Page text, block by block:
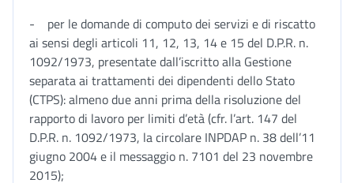
- per le domande di computo dei servizi e di riscatto
ai sensi degli articoli 11, 12, 13, 14 e 15 del D.P.R. n.
1092/1973, presentate dall’iscritto alla Gestione
separata ai trattamenti dei dipendenti dello Stato
(CTPS): almeno due anni prima della risoluzione del
rapporto di lavoro per limiti d’età (cfr. l’art. 147 del
D.P.R. n. 1092/1973, la circolare INPDAP n. 38 dell’11
giugno 2004 e il messaggio n. 7101 del 23 novembre
2015);